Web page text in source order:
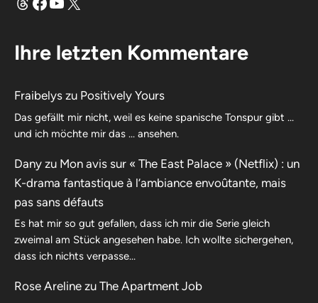
Ihre letzten Kommentare
Fraibelys zu Positively Yours
Das gefällt mir nicht, weil es keine spanische Tonspur gibt …
und ich möchte mir das … ansehen.
Dany zu Mon avis sur « The East Palace » (Netflix) : un
K-drama fantastique à l’ambiance envoûtante, mais
pas sans défauts
Es hat mir so gut gefallen, dass ich mir die Serie gleich
zweimal am Stück angesehen habe. Ich wollte sichergehen,
dass ich nichts verpasse…
Rose Areline zu The Apartment Job